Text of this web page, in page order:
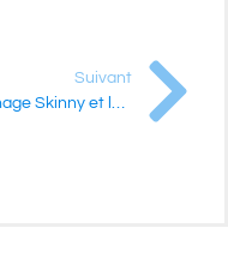
Suivant
Tournage Skinny et les Pêcheurs